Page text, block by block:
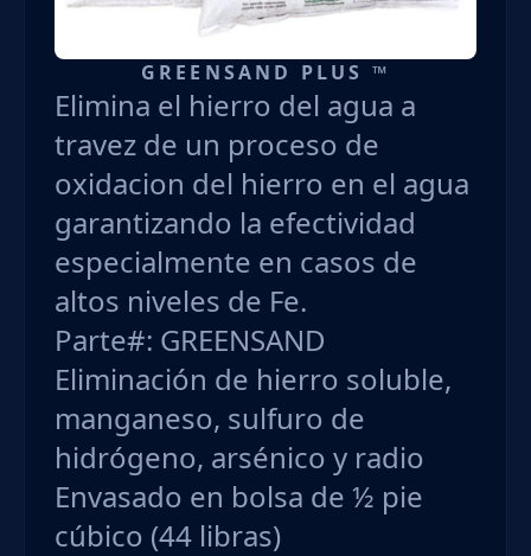
GREENSAND PLUS ™
Elimina el hierro del agua a
travez de un proceso de
oxidacion del hierro en el agua
garantizando la efectividad
especialmente en casos de
altos niveles de Fe.
Parte#: GREENSAND
Eliminación de hierro soluble,
manganeso, sulfuro de
hidrógeno, arsénico y radio
Envasado en bolsa de ½ pie
cúbico (44 libras)